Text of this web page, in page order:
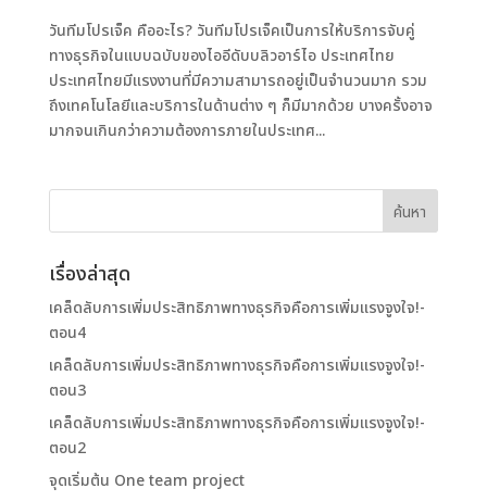
วันทีมโปรเจ็ค คืออะไร? วันทีมโปรเจ็คเป็นการให้บริการจับคู่
ทางธุรกิจในแบบฉบับของไออีดับบลิวอาร์ไอ ประเทศไทย
ประเทศไทยมีแรงงานที่มีความสามารถอยู่เป็นจำนวนมาก รวม
ถึงเทคโนโลยีและบริการในด้านต่าง ๆ ก็มีมากด้วย บางครั้งอาจ
มากจนเกินกว่าความต้องการภายในประเทศ...
เรื่องล่าสุด
เคล็ดลับการเพิ่มประสิทธิภาพทางธุรกิจคือการเพิ่มแรงจูงใจ!-
ตอน4
เคล็ดลับการเพิ่มประสิทธิภาพทางธุรกิจคือการเพิ่มแรงจูงใจ!-
ตอน3
เคล็ดลับการเพิ่มประสิทธิภาพทางธุรกิจคือการเพิ่มแรงจูงใจ!-
ตอน2
จุดเริ่มต้น One team project